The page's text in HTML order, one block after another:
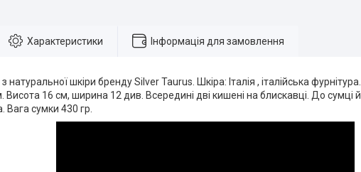
Характеристики Інформація для замовлення
натуральної шкіри бренду Silver Taurus. Шкіра: Італія , італійська
Висота 16 см, ширина 12 див. Всередині дві кишені на блискавці. До сумці
Вага сумки 430 гр.